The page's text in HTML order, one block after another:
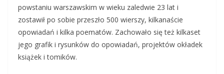
powstaniu warszawskim w wieku zaledwie 23 lat i
zostawił po sobie przeszło 500 wierszy, kilkanaście
opowiadań i kilka poematów. Zachowało się też kilkaset
jego grafik i rysunków do opowiadań, projektów okładek
książek i tomików.